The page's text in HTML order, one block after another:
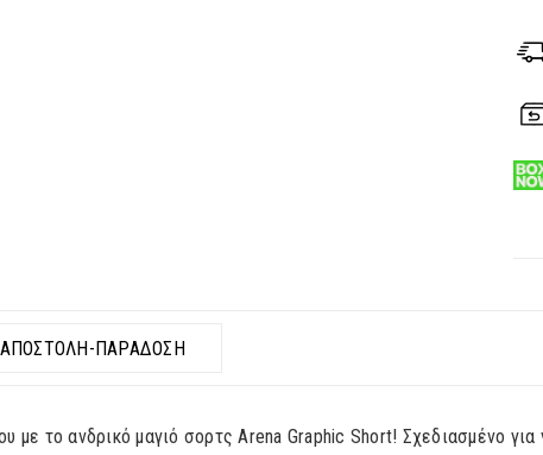
ΑΠΟΣΤΟΛΉ-ΠΑΡΆΔΟΣΗ
το ανδρικό μαγιό σορτς Arena Graphic Short! Σχεδιασμένο